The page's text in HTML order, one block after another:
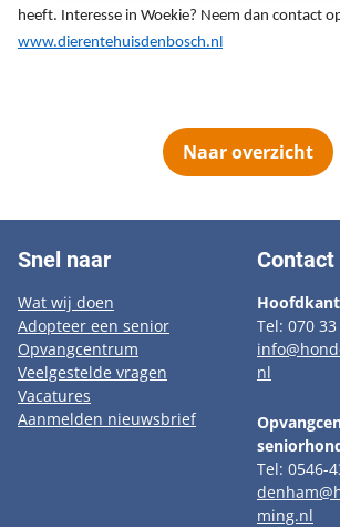
heeft. Interesse in Woekie? Neem dan contact
www.dierentehuisdenbosch.nl
Naar overzicht
Snel naar
Wat wij doen
Adopteer een senior
Opvangcentrum
Veelgestelde vragen
Vacatures
Aanmelden nieuwsbrief
Contact
Tel: 070
nl
Tel: 0546-
ming.nl